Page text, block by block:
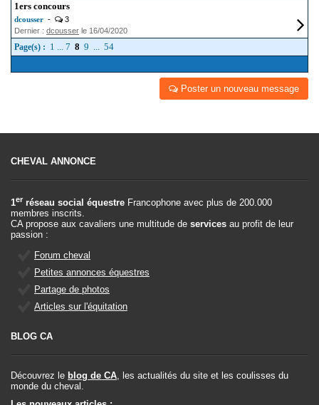
1ers concours
dcousser -
3
Dernier : dcousser le 16/04/2020
Page(s) : 1 ... 7 8 9 ... 54
Poster un nouveau message
CHEVAL ANNONCE
1er réseau social équestre Francophone avec plus de 200.000
membres inscrits.
CA propose aux cavaliers une multitude de services au profit de leur
passion :
Forum cheval
Petites annonces équestres
Partage de photos
Articles sur l'équitation
BLOG CA
Découvrez le blog de CA, les actualités du site et les coulisses du
monde du cheval.